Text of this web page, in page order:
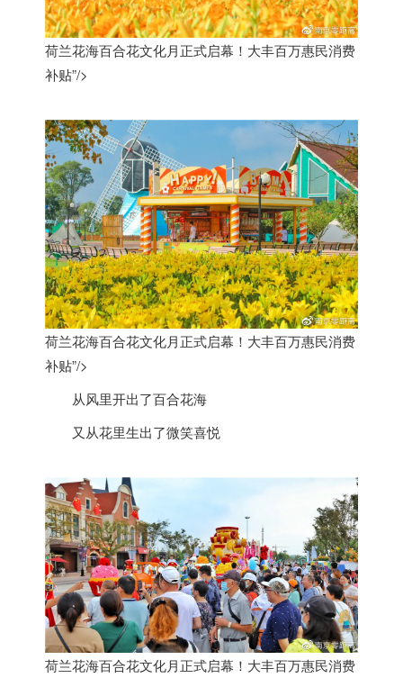
荷兰花海百合花文化月正式启幕！大丰百万惠民消费
补贴”/>
荷兰花海百合花文化月正式启幕！大丰百万惠民消费
补贴”/>
从风里开出了百合花海
又从花里生出了微笑喜悦
荷兰花海百合花文化月正式启幕！大丰百万惠民消费